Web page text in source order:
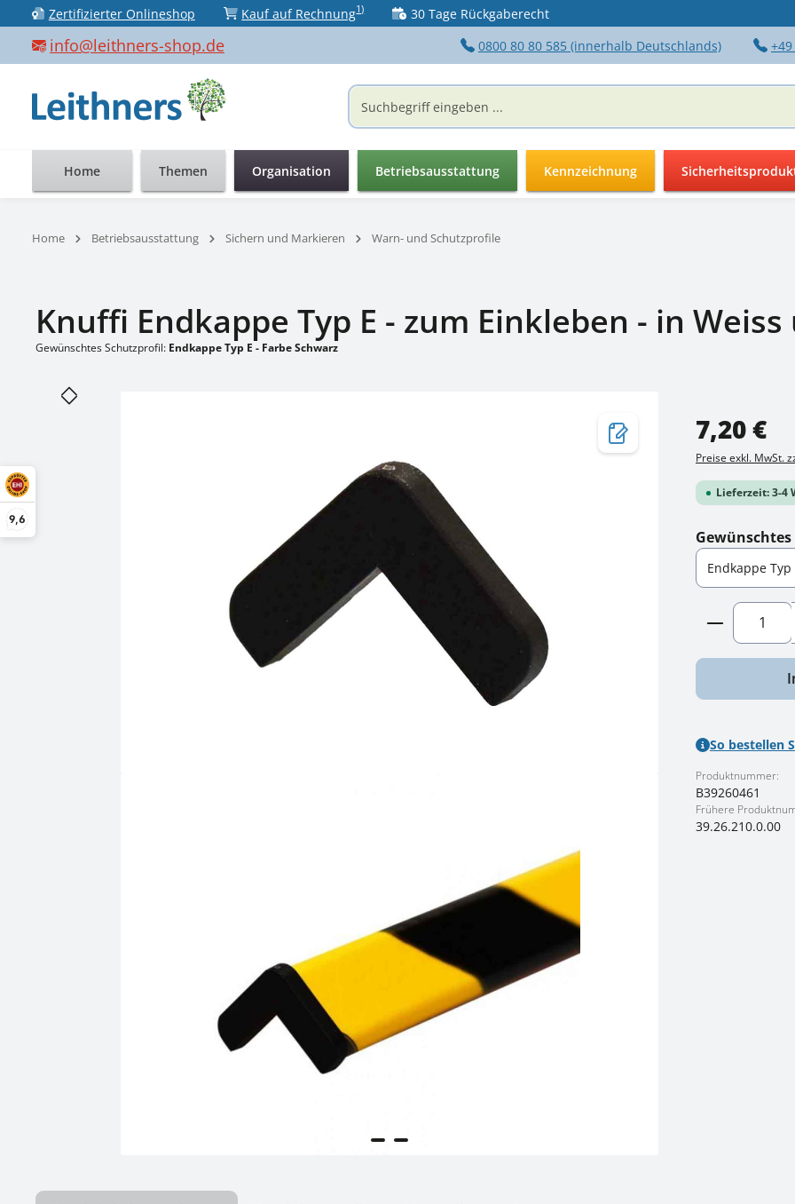
9,6
Hauptinhalt springen
Zur Suche springen
Zur Hauptnavigation springen
Zertifizierter Onlineshop Kauf auf Rechnung1) 30 Tage Rückgaberecht
info@leithners-shop.de 0800 80 80 585 (innerhalb Deutschlands)
Home Themen Organisation Betriebsausstattung Kennzeichnung
Home Betriebsausstattung Sichern und Markieren Warn- und Schutzprofile
Knuffi Endkappe Typ E - zum Einkleben - in
Gewünschtes Schutzprofil: Endkappe Typ E - Farbe Schwarz
Bildergalerie überspringen
Regulärer Preis:
7,20 €
Preise exkl. MwSt.
Lieferzeit: 3-4
Produkt
So bestellen
Produktnummer:
B39260461
Frühere
39.26.210.0.00